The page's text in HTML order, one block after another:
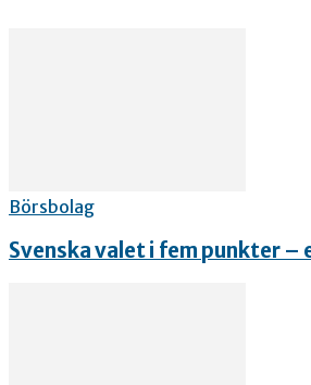
Börsbolag
Svenska valet i fem punkter –